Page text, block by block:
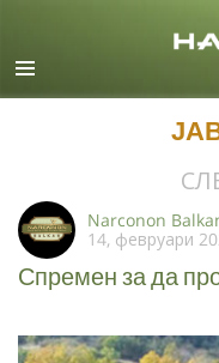
Narconon
14, февруари
Спремен за да